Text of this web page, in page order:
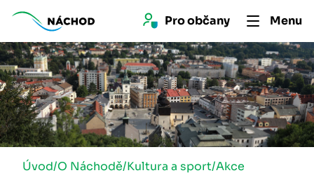
Pro občany Menu
Úvod/O Náchodě/Kultura a sport/Akce